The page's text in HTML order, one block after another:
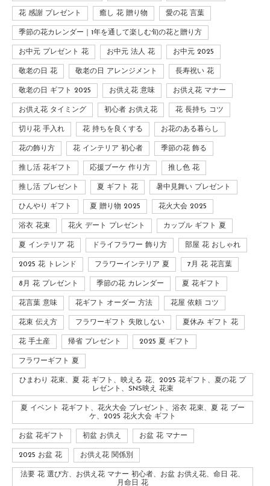
花 感謝 プレゼント 癒し 花 贈り物 愛の花 言葉
季節の花カレンダー｜1年を通して楽しむ旬の花と贈り方
お中元 プレゼント 花 お中元 法人 花 お中元 2025
敬老の日 花 敬老の日 アレンジメント 長寿祝い 花
敬老の日 ギフト 2025 お供え花 意味 お供え花 マナー
お供え花 タイミング 初心者 お供え花 花 長持ち コツ
切り花 手入れ 花 持ちを良くする お花のある暮らし
花の飾り方 花 インテリア 初心者 季節の花 飾る
推し活 花ギフト 応援ブーケ 作り方 推し色 花
推し活 プレゼント 夏 ギフト 花 暑中見舞い プレゼント
ひんやり ギフト 夏 贈り物 2025 花火大会 2025
浴衣 花束 花火 デート プレゼント カップル ギフト 夏
夏 インテリア 花 ドライフラワー 飾り方 部屋 花 おしゃれ
2025 花 トレンド フラワーインテリア 夏 7月 花 花言葉
8月 花 プレゼント 季節の花 カレンダー 夏 花ギフト
花言葉 意味 花ギフト オーダー 方法 花屋 依頼 コツ
花束 伝え方 フラワーギフト 失敗しない 夏休み ギフト 花
花 手土産 帰省 プレゼント 2025 夏 ギフト
フラワーギフト 夏
ひまわり 花束、夏 花 ギフト、映える 花、2025 花ギフト、夏の花 プ
レゼント、SNS映え 花束
夏 イベント 花ギフト、花火大会 プレゼント、浴衣 花束、夏 花 ブー
ケ、2025 花火大会 ギフト
お盆 花ギフト 初盆 お供え お盆 花 マナー
2025 お盆 花 お供え花 関係別
法要 花 選び方、お供え花 マナー 初心者、お盆 お供え花、命日 花、
月命日 花